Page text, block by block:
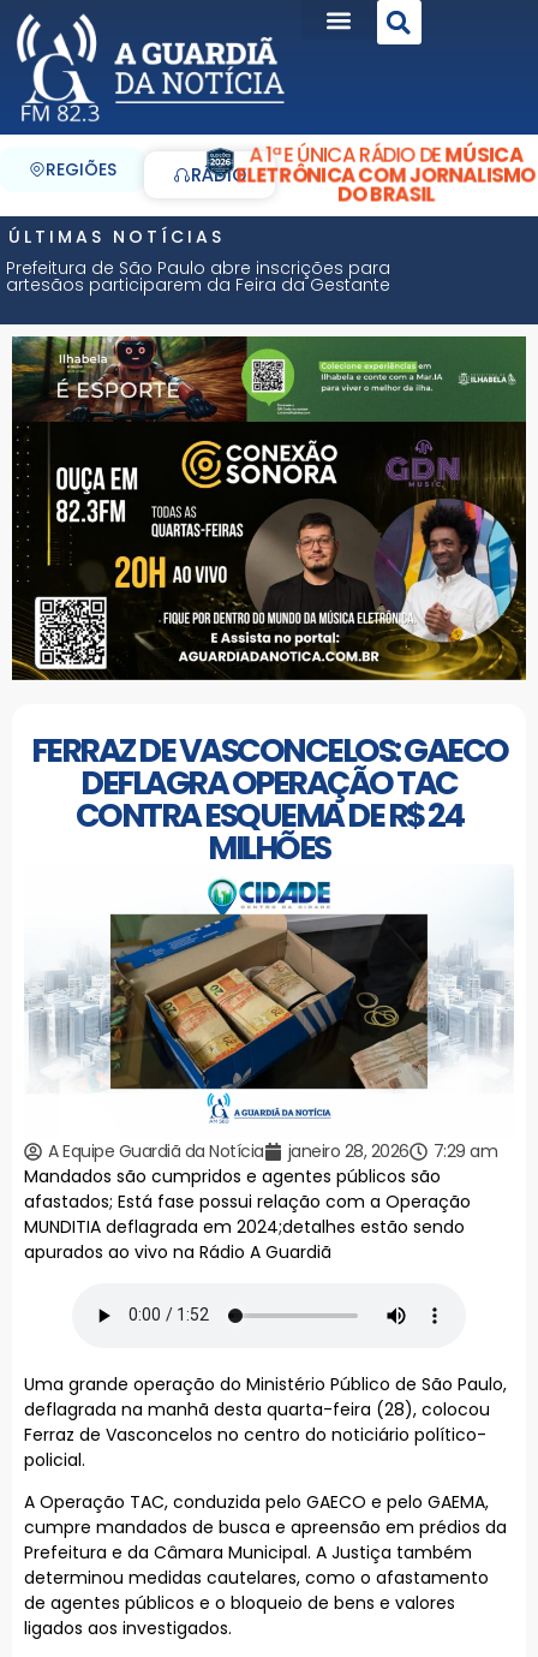
REGIÕES RÁDIO
A 1ª E ÚNICA RÁDIO DEMÚSICA
ELETRÔNICA COM JORNALISMO
DO BRASIL
ÚLTIMAS NOTÍCIAS
Prefeitura de São Paulo abre inscrições para
artesãos participarem da Feira da Gestante
FERRAZ DE VASCONCELOS: GAECO
DEFLAGRA OPERAÇÃO TAC
CONTRA ESQUEMA DE R$ 24
MILHÕES
A Equipe Guardiã da Notícia janeiro 28, 2026
7:29 am
Mandados são cumpridos e agentes públicos são
afastados; Está fase possui relação com a Operação
MUNDITIA deflagrada em 2024;detalhes estão sendo
apurados ao vivo na Rádio A Guardiã
Uma grande operação do Ministério Público de São Paulo,
deflagrada na manhã desta quarta-feira (28), colocou
Ferraz de Vasconcelos no centro do noticiário político-
policial.
A Operação TAC, conduzida pelo GAECO e pelo GAEMA,
cumpre mandados de busca e apreensão em prédios da
Prefeitura e da Câmara Municipal. A Justiça também
determinou medidas cautelares, como o afastamento
de agentes públicos e o bloqueio de bens e valores
ligados aos investigados.